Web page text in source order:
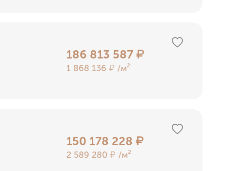
186 813 587 ₽
1 868 136 ₽ /м²
150 178 228 ₽
2 589 280 ₽ /м²